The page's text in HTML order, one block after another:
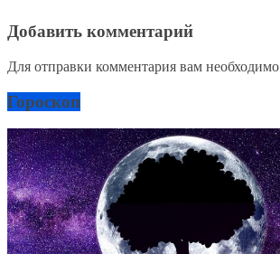
Добавить комментарий
Для отправки комментария вам необходимо
Гороскоп